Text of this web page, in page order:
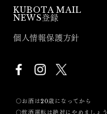
KUBOTA MAIL
NEWS登録
個人情報保護方針
〇お酒は20歳になってから
〇飲酒運転は絶対にやめましょう